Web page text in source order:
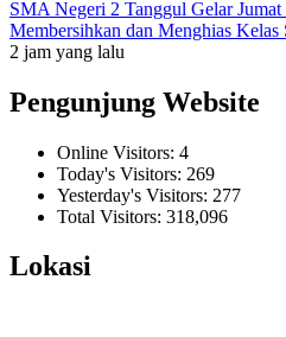
SMA Negeri 2 Tanggul Gelar
Membersihkan dan Menghias
2 jam yang lalu
Pengunjung Website
Online Visitors: 4
Today's Visitors: 269
Yesterday's Visitors: 277
Total Visitors: 318,096
Lokasi